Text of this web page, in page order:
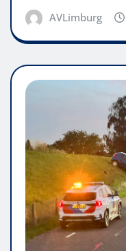
AVLimburg